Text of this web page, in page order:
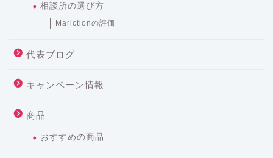
相談所の選び方
Marictionの評価
代表ブログ
キャンペーン情報
商品
おすすめの商品